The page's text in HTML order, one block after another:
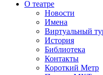
О театре
Новости
Имена
Виртуальный
История
Библиотека
Контакты
Короткий Метр